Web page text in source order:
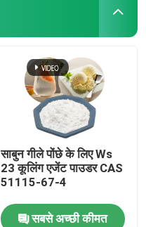
साबुन गीले पोंछे के लिए Ws
23 कूलिंग एजेंट पाउडर CAS
51115-67-4
सबसे अच्छी कीमत